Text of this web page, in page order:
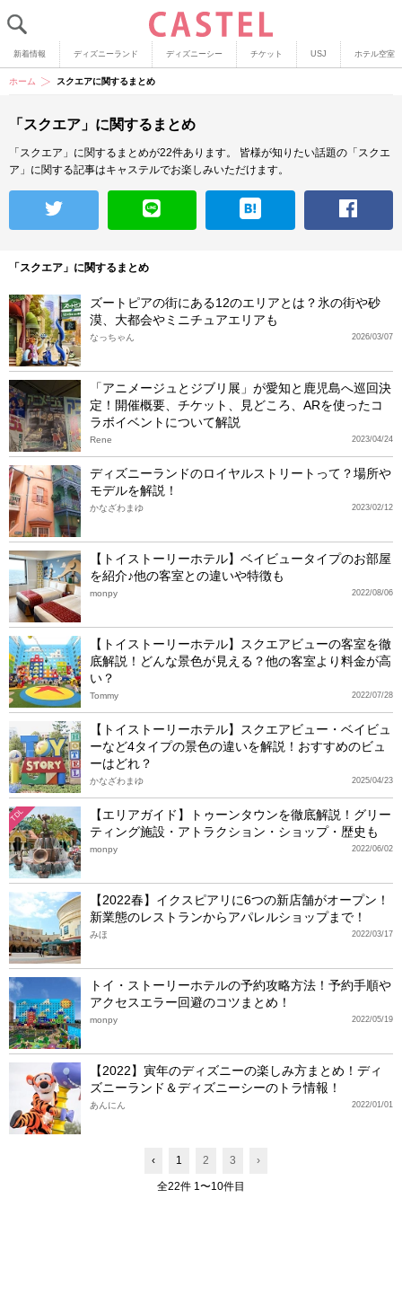
新着情報 ディズニーランド ディズニーシー チケット USJ ホテル空室
ホーム スクエアに関するまとめ
「スクエア」に関するまとめ
「スクエア」に関するまとめが22件あります。
皆様が知りたい話題の「スクエ
ア」に関する記事はキャステルでお楽しみいただけます。
「スクエア」に関するまとめ
ズートピアの街にある12のエリアとは？氷の街や砂
漠、大都会やミニチュアエリアも
2026/03/07
なっちゃん
「アニメージュとジブリ展」が愛知と鹿児島へ巡回決
定！開催概要、チケット、見どころ、ARを使ったコ
ラボイベントについて解説
2023/04/24
Rene
ディズニーランドのロイヤルストリートって？場所や
モデルを解説！
2023/02/12
かなざわまゆ
【トイストーリーホテル】ベイビュータイプのお部屋
を紹介♪他の客室との違いや特徴も
2022/08/06
monpy
【トイストーリーホテル】スクエアビューの客室を徹
底解説！どんな景色が見える？他の客室より料金が高
い？
2022/07/28
Tommy
【トイストーリーホテル】スクエアビュー・ベイビュ
ーなど4タイプの景色の違いを解説！おすすめのビュ
ーはどれ？
2025/04/23
かなざわまゆ
TDL
【エリアガイド】トゥーンタウンを徹底解説！グリー
ティング施設・アトラクション・ショップ・歴史も
2022/06/02
monpy
【2022春】イクスピアリに6つの新店舗がオープン！
新業態のレストランからアパレルショップまで！
2022/03/17
みほ
トイ・ストーリーホテルの予約攻略方法！予約手順や
アクセスエラー回避のコツまとめ！
2022/05/19
monpy
【2022】寅年のディズニーの楽しみ方まとめ！ディ
ズニーランド＆ディズニーシーのトラ情報！
2022/01/01
あんにん
‹ 1 2 3 ›
全22件 1〜10件目